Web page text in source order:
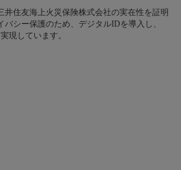
井住友海上火災保険株式会社の実在性を証明
シー保護のため、デジタルIDを導入し、
現しています。